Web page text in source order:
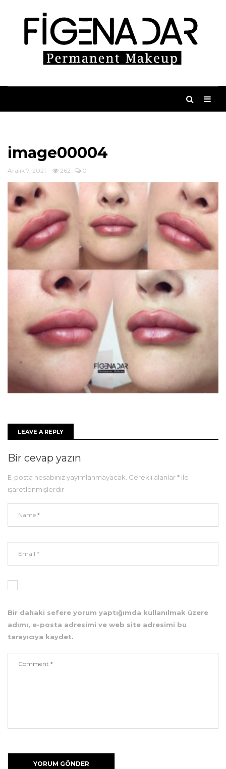
image00004
Aralık 7, 2021 262 0
LEAVE A REPLY
Bir cevap yazın
E-posta hesabınız yayımlanmayacak. Gerekli alanlar* ile
işaretlenmişlerdir
Bir dahaki sefere yorum yaptığımda kullanılmak üzere
adımı, e-posta adresimi ve web site adresimi bu
tarayıcıya kaydet.